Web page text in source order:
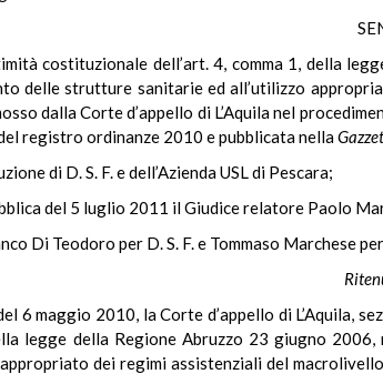
costituzionale dell’art. 4, comma 1, della
delle strutture sanitarie ed all’utilizzo
dalla Corte d’appello di L’Aquila nel
registro ordinanze 2010 e pubblicata nella
di D. S. F. e dell’Azienda USL di Pescara;
del 5 luglio 2011 il Giudice relatore Paolo
Di Teodoro per D. S. F. e Tommaso Marchese
6 maggio 2010, la Corte d’appello di L’Aquila,
legge della Regione Abruzzo 23 giugno
dei regimi assistenziali del